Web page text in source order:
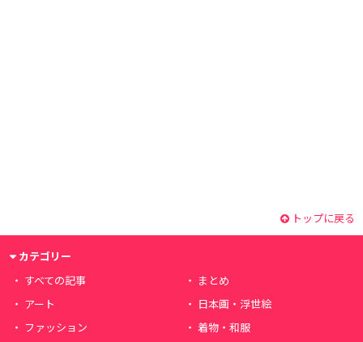
トップに戻る
カテゴリー
すべての記事
まとめ
アート
日本画・浮世絵
ファッション
着物・和服